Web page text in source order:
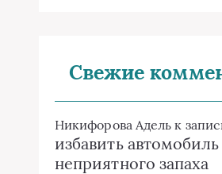
Свежие
Никифорова Адель к
избавить
неприятного запаха